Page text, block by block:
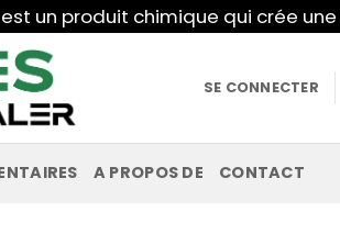
est un produit chimique qui crée
SE CONNECTER
A PROPOS DE CONTACT